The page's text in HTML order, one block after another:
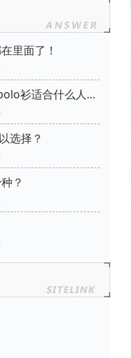
里面了！
polo衫适合的年龄段在多少?polo衫适合什么人穿？
选择？
？